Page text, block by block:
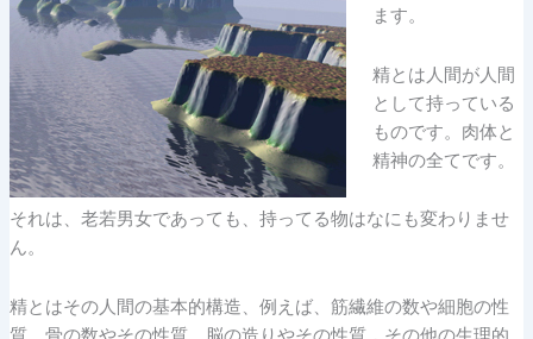
ます。
精とは人間が人間
として持っている
ものです。肉体と
精神の全てです。
それは、老若男女であっても、持ってる物はなにも変わりませ
ん。
精とはその人間の基本的構造、例えば、筋繊維の数や細胞の性